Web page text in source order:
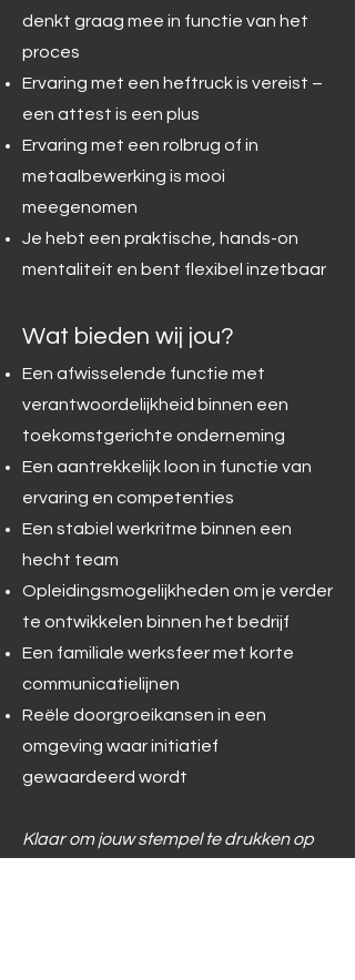
denkt graag mee in functie van het
proces
Ervaring met een heftruck is vereist –
een attest is een plus
Ervaring met een rolbrug of in
metaalbewerking is mooi
meegenomen
Je hebt een praktische, hands-on
mentaliteit en bent flexibel inzetbaar
Wat bieden wij jou?
Een afwisselende functie met
verantwoordelijkheid binnen een
toekomstgerichte onderneming
Een aantrekkelijk loon in functie van
ervaring en competenties
Een stabiel werkritme binnen een
hecht team
Opleidingsmogelijkheden om je verder
te ontwikkelen binnen het bedrijf
Een familiale werksfeer met korte
communicatielijnen
Reële doorgroeikansen in een
omgeving waar initiatief
gewaardeerd wordt
Klaar om jouw stempel te drukken op